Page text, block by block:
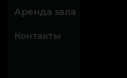
Аренда зала
Контакты